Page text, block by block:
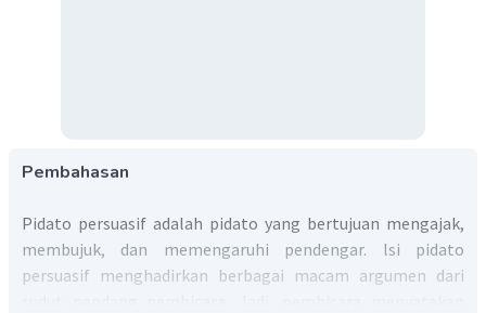
Pembahasan
Pidato persuasif adalah pidato yang bertujuan mengajak,
membujuk, dan memengaruhi pendengar. lsi pidato
persuasif menghadirkan berbagai macam argumen dari